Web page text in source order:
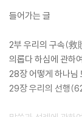
는 많은 다음 세대가
이 믿음 위에 서지 못
는가? 다음 세대를
종교개혁가들이 목
들어가는 글
2부 우리의 구속(救
의롭다 하심에 관하여
28장 어떻게 하나
29장 우리의 선행